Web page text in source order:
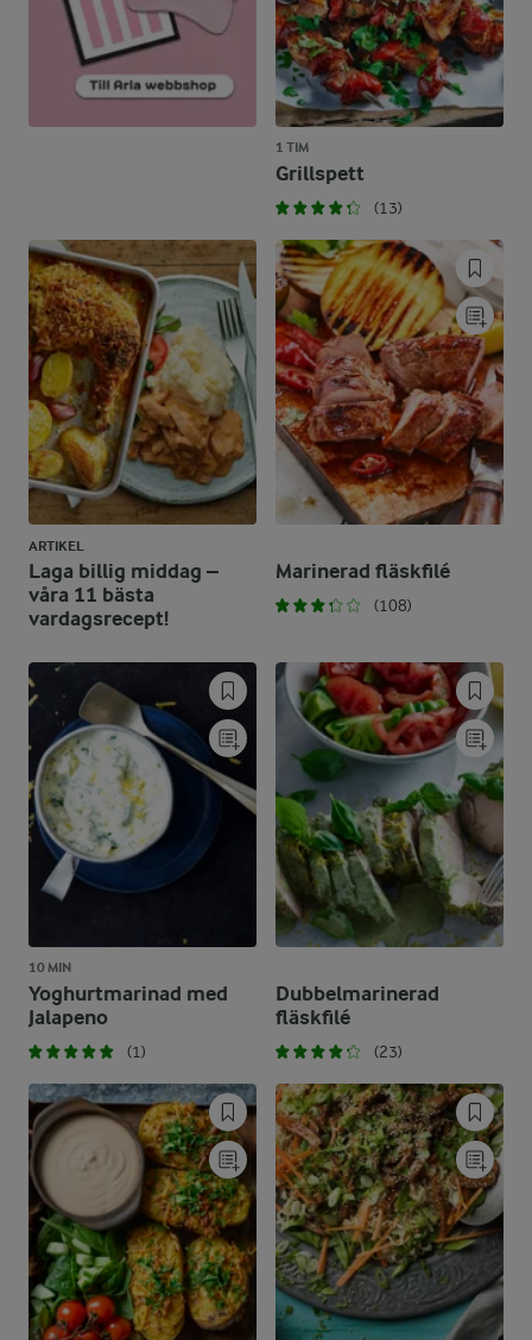
1 TIM
Grillspett
(13)
ARTIKEL
Laga billig middag –
våra 11 bästa
vardagsrecept!
Marinerad fläskfilé
(108)
10 MIN
Yoghurtmarinad med
Jalapeno
(1)
Dubbelmarinerad
fläskfilé
(23)